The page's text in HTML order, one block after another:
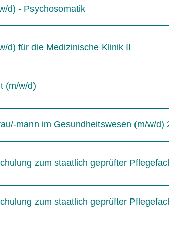
d) - Psychosomatik
d) für die Medizinische Klinik II
(m/w/d)
mann im Gesundheitswesen (m/w/d)
zum staatlich geprüfter
zum staatlich geprüfter